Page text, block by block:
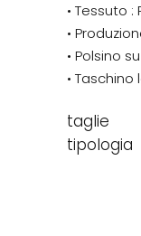
• Tessuto
•
• Polsino
•
taglie
tipologia